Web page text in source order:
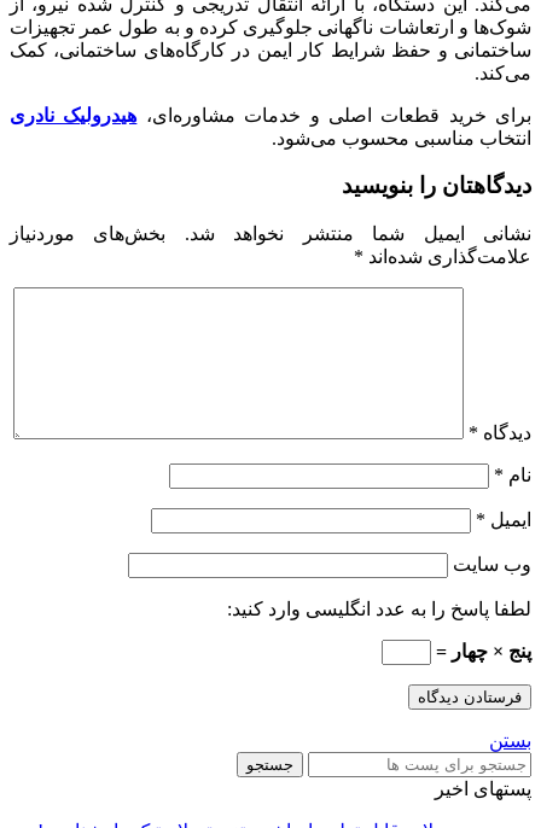
می‌کند. این دستگاه، با ارائه انتقال تدریجی و کنترل شده نیرو، از
شوک‌ها و ارتعاشات ناگهانی جلوگیری کرده و به طول عمر تجهیزات
ساختمانی و حفظ شرایط کار ایمن در کارگاه‌های ساختمانی، کمک
می‌کند.
برای خرید قطعات اصلی و خدمات مشاوره‌ای، هیدرولیک نادری
انتخاب مناسبی محسوب می‌شود.
دیدگاهتان را بنویسید
نشانی ایمیل شما منتشر نخواهد شد.
بخش‌های موردنیاز
علامت‌گذاری شده‌اند *
دیدگاه *
نام *
ایمیل *
وب‌ سایت
لطفا پاسخ را به عدد انگلیسی وارد کنید:
پنج × چهار =
بستن
جستجو
پستهای اخیر